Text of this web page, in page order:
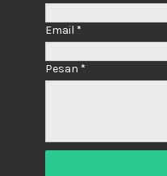
Email *
Pesan *